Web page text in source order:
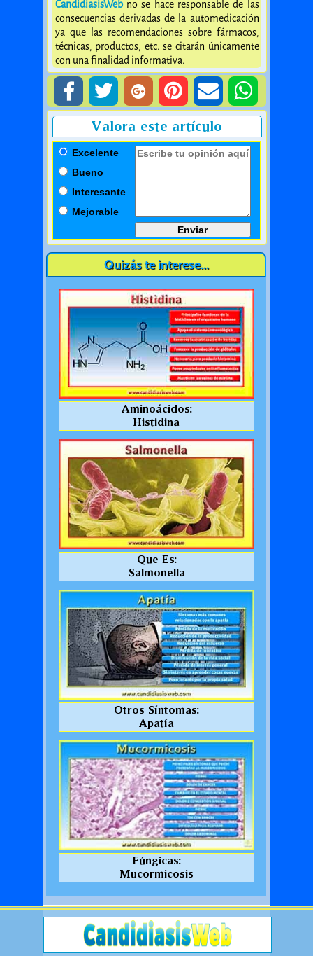
CandidiasisWebno se hace responsable de las
consecuencias derivadas de la automedicación
ya que las recomendaciones sobre fármacos,
técnicas, productos, etc. se citarán únicamente
con una finalidad informativa.
Valora este artículo
Excelente
Bueno
Interesante
Mejorable
Quizás te interese...
Aminoácidos:
Histidina
Que Es:
Salmonella
Otros Síntomas:
Apatía
Fúngicas:
Mucormicosis